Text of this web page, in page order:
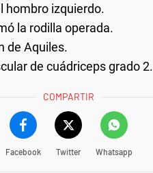
hombro izquierdo.
la rodilla operada.
de Aquiles.
de cuádriceps grado 2.
COMPARTIR
Facebook Twitter Whatsapp